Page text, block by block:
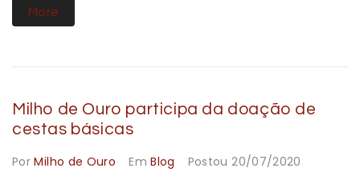
More
Milho de Ouro participa da doação de
cestas básicas
PorMilho de Ouro EmBlog Postou20/07/2020